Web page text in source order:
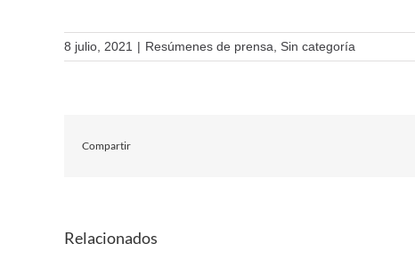
8 julio, 2021 | Resúmenes de prensa Sin categoría
Compartir
Relacionados